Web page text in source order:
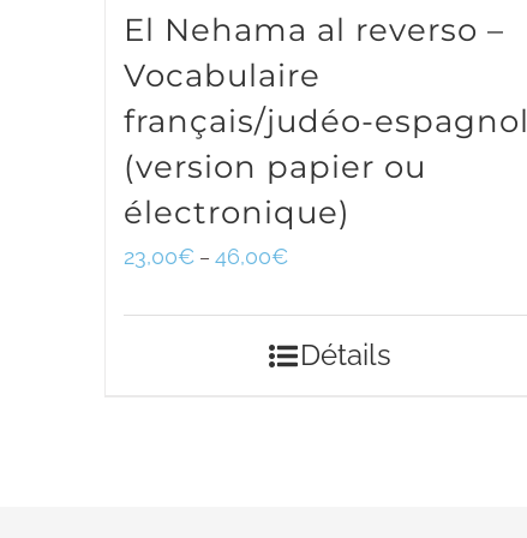
El Nehama al reverso –
Vocabulaire
français/judéo-espagnol
(version papier ou
électronique)
23,00€ – 46,00€
Détails